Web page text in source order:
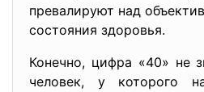
превалируют над
состояния здоровья.
Конечно, цифра «40» не
человек, у которого